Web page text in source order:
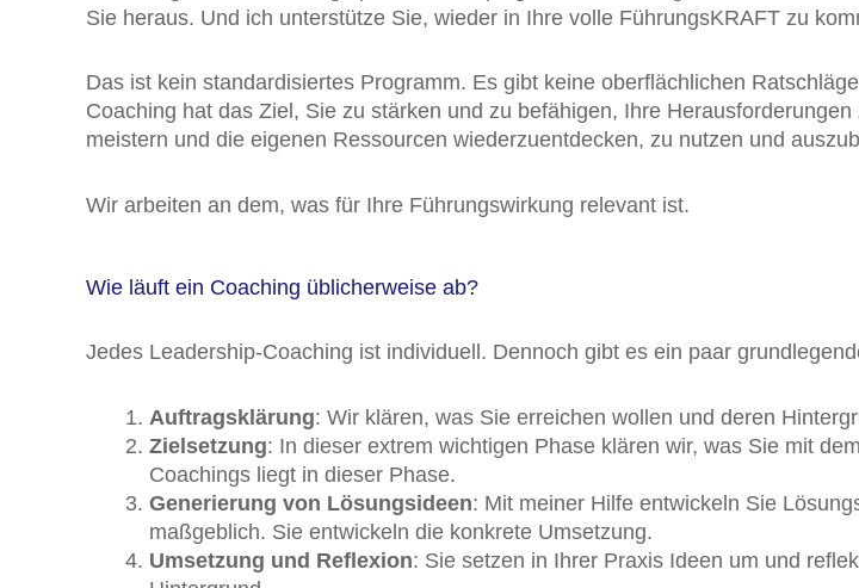
Sie heraus. Und ich unterstütze Sie, wieder in Ihre volle FührungsKRAFT zu
Das ist kein standardisiertes Programm. Es gibt keine oberflächlichen
Coaching hat das Ziel, Sie zu stärken und zu befähigen, Ihre Herausforderungen
meistern und die eigenen Ressourcen wiederzuentdecken, zu nutzen und
Wir arbeiten an dem, was für Ihre Führungswirkung relevant ist.
Wie läuft ein Coaching üblicherweise ab?
Jedes Leadership-Coaching ist individuell. Dennoch gibt es ein paar
Auftragsklärung: Wir klären, was Sie erreichen wollen und deren
Zielsetzung: In dieser extrem wichtigen Phase klären wir, was Sie mit
Coachings liegt in dieser Phase.
Generierung von Lösungsideen: Mit meiner Hilfe entwickeln Sie
maßgeblich. Sie entwickeln die konkrete Umsetzung.
Umsetzung und Reflexion: Sie setzen in Ihrer Praxis Ideen um und